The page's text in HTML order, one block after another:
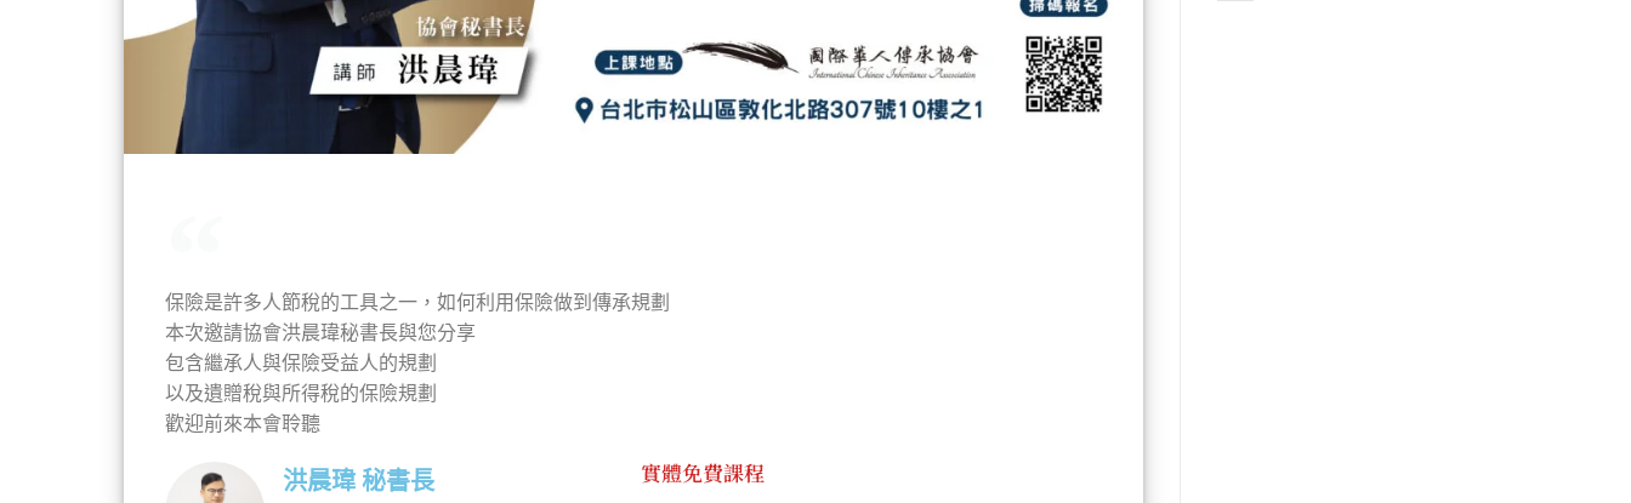
保險是許多人節稅的工具之一，如何利用保險做到傳承規劃
本次邀請協會洪晨瑋秘書長與您分享
包含繼承人與保險受益人的規劃
以及遺贈稅與所得稅的保險規劃
歡迎前來本會聆聽
洪晨瑋 秘書長 實體免費課程